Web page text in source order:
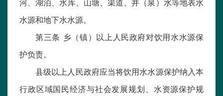
河、湖泊、水库、山塘、渠道、井（泉）水等地表水
水源和地下水水源。
第三条 乡（镇）以上人民政府对饮用水水源保
护负责。
县级以上人民政府应当将饮用水水源保护纳入本
行政区域国民经济与社会发展规划、水资源保护规